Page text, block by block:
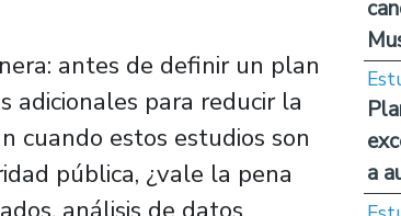
antes de definir un plan
adicionales para reducir la
cuando estos estudios son
pública, ¿vale la pena
a